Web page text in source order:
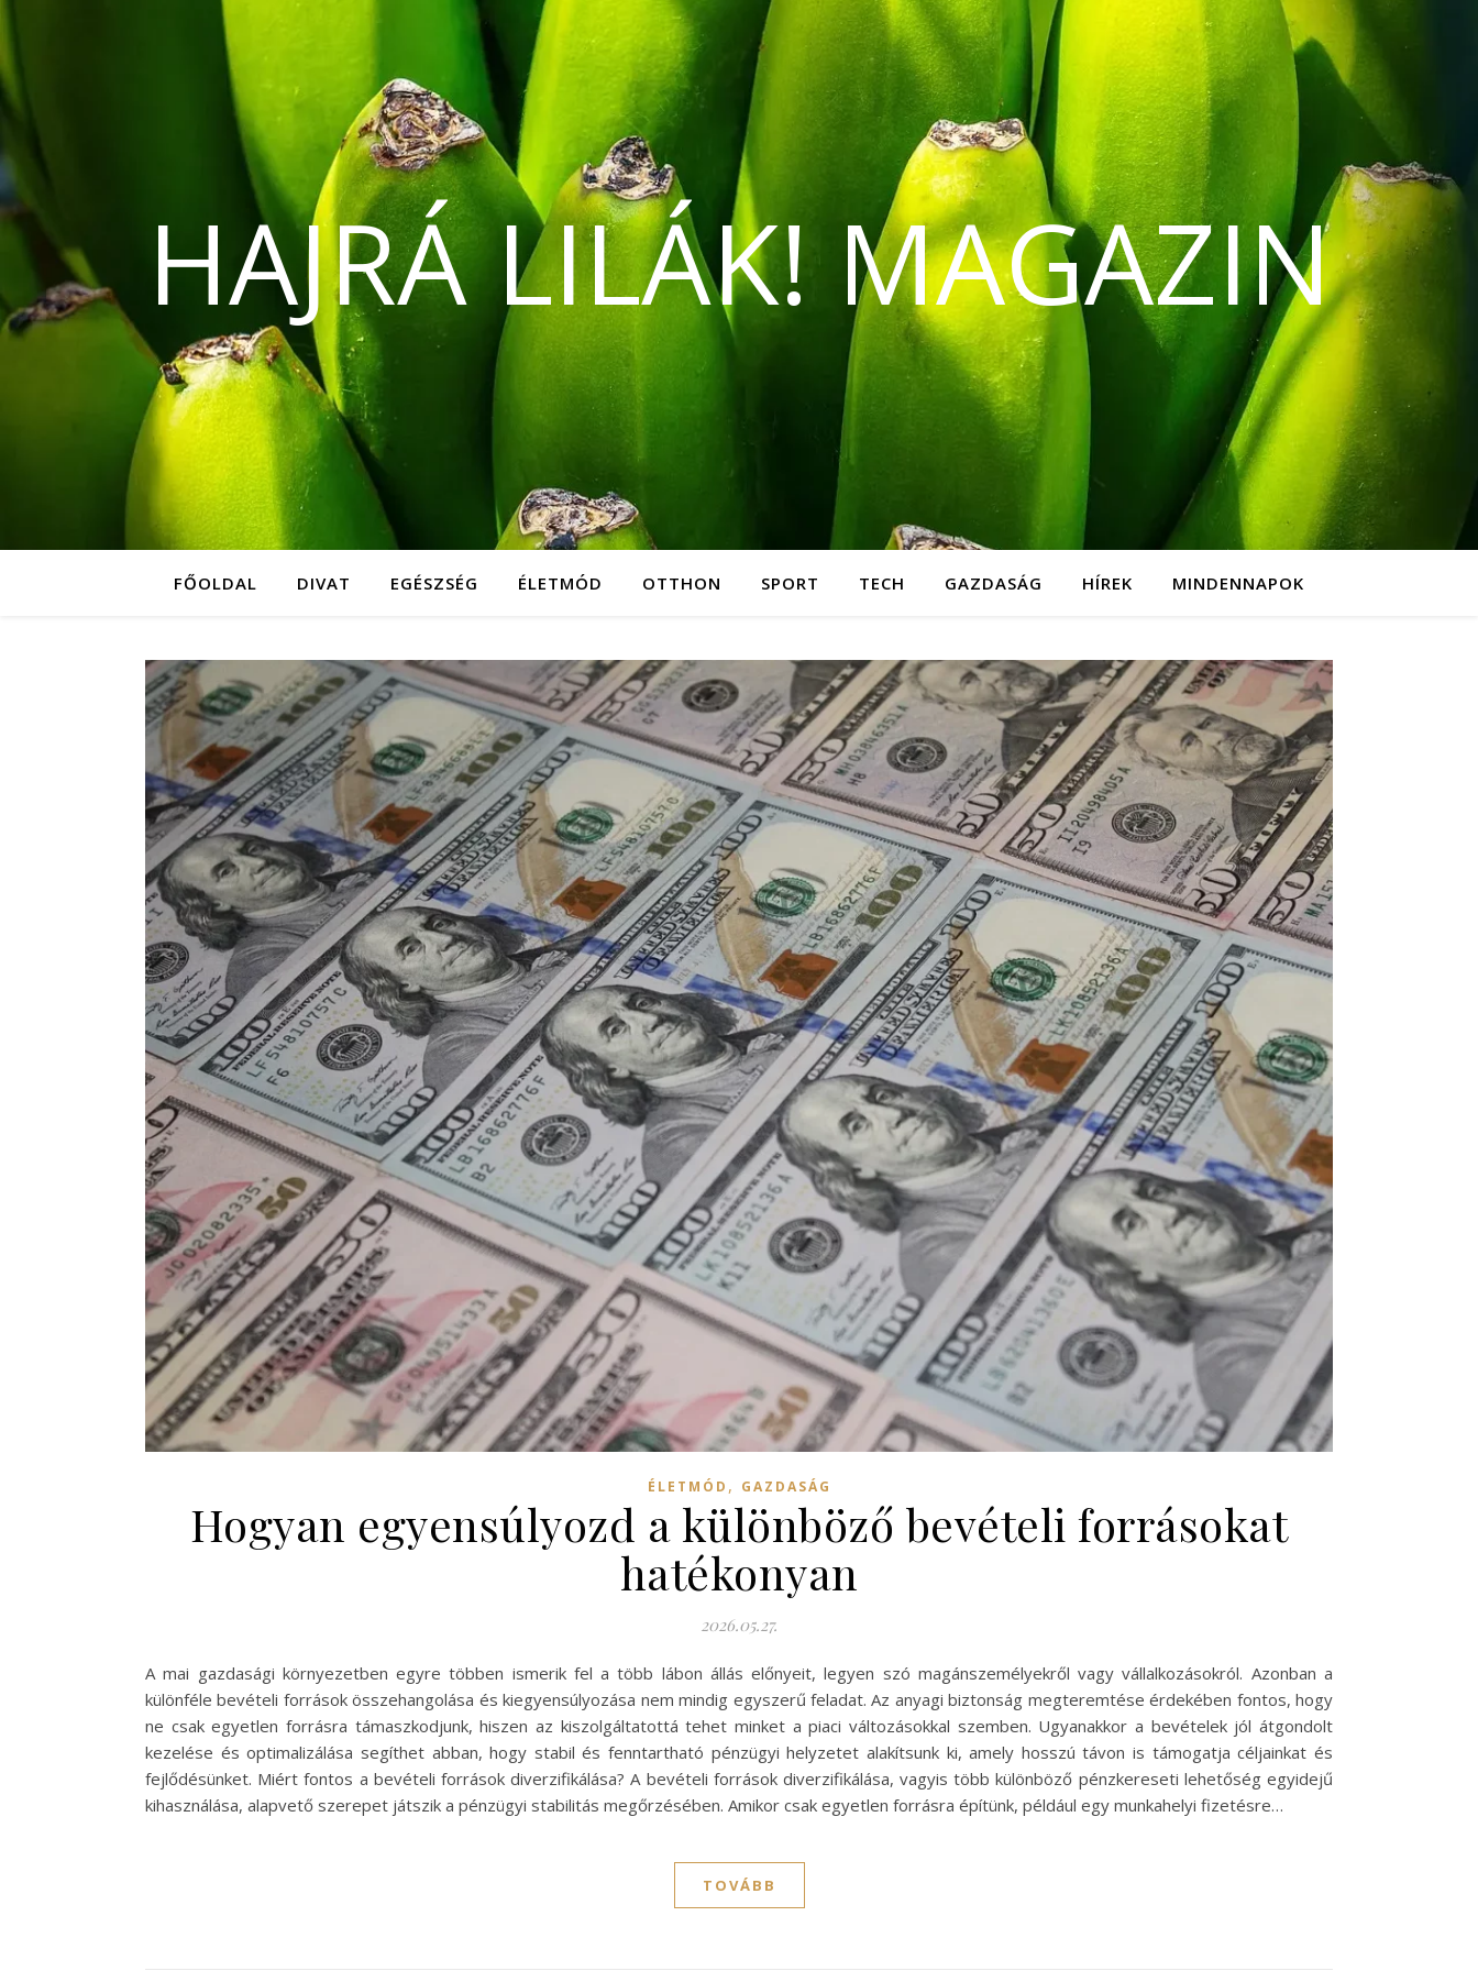
HAJRÁ LILÁK! MAGAZIN
FŐOLDAL DIVAT EGÉSZSÉG ÉLETMÓD OTTHON SPORT TECH GAZDASÁG HÍREK MINDENNAPOK
ÉLETMÓD , GAZDASÁG
Hogyan egyensúlyozd a különböző bevételi forrásokat
hatékonyan
2026.05.27.
A mai gazdasági környezetben egyre többen ismerik fel a több lábon állás előnyeit, legyen szó magánszemélyekről vagy vállalkozásokról. Azonban a
különféle bevételi források összehangolása és kiegyensúlyozása nem mindig egyszerű feladat. Az anyagi biztonság megteremtése érdekében fontos, hogy
ne csak egyetlen forrásra támaszkodjunk, hiszen az kiszolgáltatottá tehet minket a piaci változásokkal szemben. Ugyanakkor a bevételek jól átgondolt
kezelése és optimalizálása segíthet abban, hogy stabil és fenntartható pénzügyi helyzetet alakítsunk ki, amely hosszú távon is támogatja céljainkat és
fejlődésünket. Miért fontos a bevételi források diverzifikálása? A bevételi források diverzifikálása, vagyis több különböző pénzkereseti lehetőség egyidejű
kihasználása, alapvető szerepet játszik a pénzügyi stabilitás megőrzésében. Amikor csak egyetlen forrásra építünk, például egy munkahelyi fizetésre…
TOVÁBB